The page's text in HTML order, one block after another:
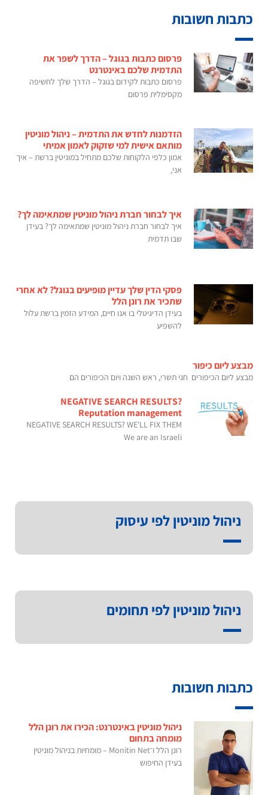
כתבות חשובות
פרסום כתבות בגוגל – הדרך לשפר את
התדמית שלכם באינטרנט
פרסום כתבות לקידום בגוגל – הדרך שלך לחשיפה
מקסימלית פרסום
הזדמנות לחדש את התדמית – ניהול מוניטין
מותאם אישית למי שזקוק לאמון אמיתי
אמון כלפי הלקוחות שלכם מתחיל במוניטין ברשת – איך
אני,
איך לבחור חברת ניהול מוניטין שמתאימה לך?
איך לבחור חברת ניהול מוניטין שמתאימה לך? בעידן
שבו תדמית
פסקי הדין שלך עדיין מופיעים בגוגל? לא אחרי
שתכיר את רונן הלל
בעידן הדיגיטלי בו אנו חיים, המידע הזמין ברשת עלול
להשפיע
מבצע ליום כיפור
מבצע ליום הכיפורים חגי תשרי, ראש השנה ויום הכיפורים הם
NEGATIVE SEARCH RESULTS?
Reputation management
NEGATIVE SEARCH RESULTS? WE'LL FIX THEM
We are an Israeli
ניהול מוניטין לפי עיסוק
ניהול מוניטין לפי תחומים
כתבות חשובות
ניהול מוניטין באינטרנט: הכירו את רונן הלל
מומחה בתחום
רונן הלל ו־Monitin Net – מומחיות בניהול מוניטין
בעידן החיפוש